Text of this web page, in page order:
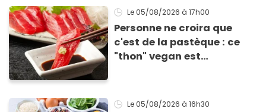
grillades
Le 05/08/2026 à 17h00
Personne ne croira que
c'est de la pastèque : ce
"thon" vegan est
Le 05/08/2026 à 16h30